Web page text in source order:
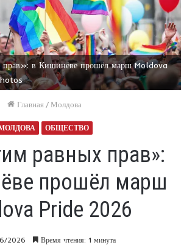
в Кишинёве прошёл марш Moldova
Главная /Молдова
ОБЩЕСТВО
равных прав»:
прошёл марш
Pride 2026
2026 Время чтения: 1 минута